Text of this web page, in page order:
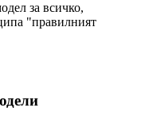
за всичко,
"правилният